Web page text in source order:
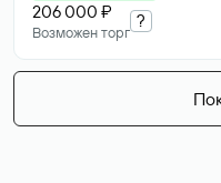
206 000 ₽
Возможен торг
?